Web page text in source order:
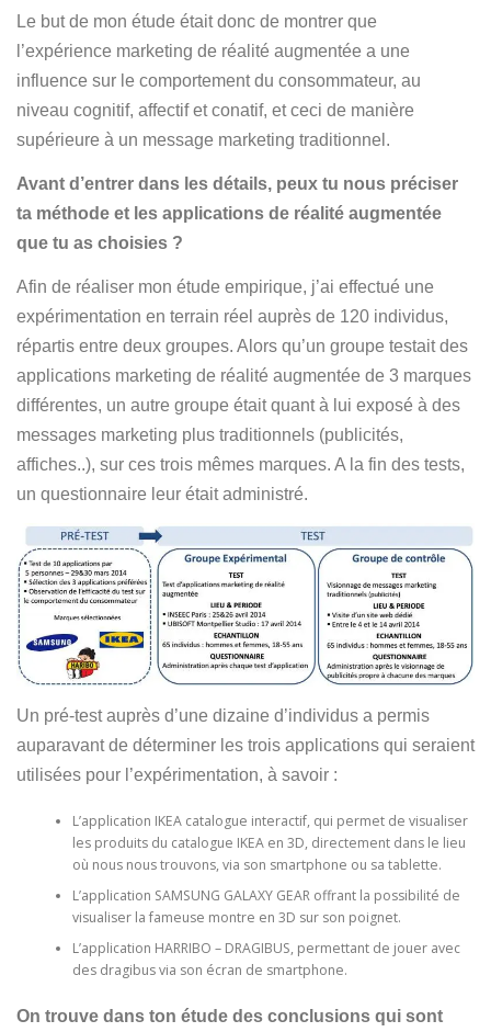
Le but de mon étude était donc de montrer que
l’expérience marketing de réalité augmentée a une
influence sur le comportement du consommateur, au
niveau cognitif, affectif et conatif, et ceci de manière
supérieure à un message marketing traditionnel.
Avant d’entrer dans les détails, peux tu nous préciser
ta méthode et les applications de réalité augmentée
que tu as choisies ?
Afin de réaliser mon étude empirique, j’ai effectué une
expérimentation en terrain réel auprès de 120 individus,
répartis entre deux groupes. Alors qu’un groupe testait des
applications marketing de réalité augmentée de 3 marques
différentes, un autre groupe était quant à lui exposé à des
messages marketing plus traditionnels (publicités,
affiches..), sur ces trois mêmes marques. A la fin des tests,
un questionnaire leur était administré.
Un pré-test auprès d’une dizaine d’individus a permis
auparavant de déterminer les trois applications qui seraient
utilisées pour l’expérimentation, à savoir :
L’application IKEA catalogue interactif, qui permet de visualiser
les produits du catalogue IKEA en 3D, directement dans le lieu
où nous nous trouvons, via son smartphone ou sa tablette.
L’application SAMSUNG GALAXY GEAR offrant la possibilité de
visualiser la fameuse montre en 3D sur son poignet.
L’application HARRIBO – DRAGIBUS, permettant de jouer avec
des dragibus via son écran de smartphone.
On trouve dans ton étude des conclusions qui sont